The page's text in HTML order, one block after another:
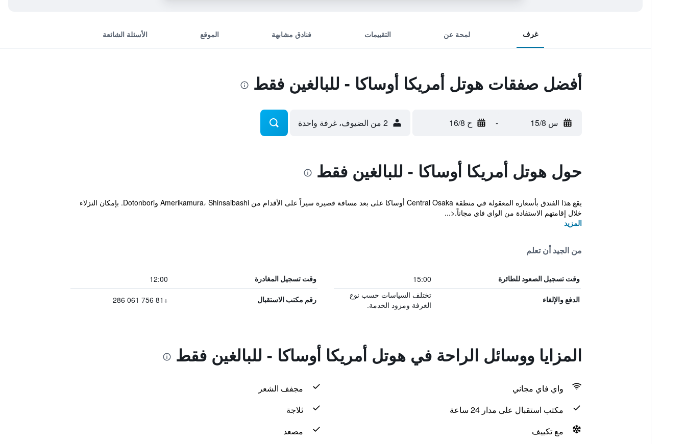
غرف لمحة عن التقييمات فنادق مشابهة الموقع الأسئلة الشائعة
أفضل صفقات هوتل أمريكا أوساكا - للبالغين فقط
س 15/8 - ح 16/8 2 من الضيوف، غرفة واحدة
حول هوتل أمريكا أوساكا - للبالغين فقط
يقع هذا الفندق بأسعاره المعقولة في منطقة Central Osaka أوساكا على بعد مسافة قصيرة سيراً على الأقدام من Amerikamura، Shinsaibashi وDotonbori. بإمكان النزلاء
خلال إقامتهم الاستفادة من الواي فاي مجاناً.<...
المزيد
من الجيد أن تعلم
وقت تسجيل الصعود للطائرة 15:00 وقت تسجيل المغادرة 12:00
الدفع والإلغاء
تختلف السياسات حسب نوع
الغرفة ومزود الخدمة.
رقم مكتب الاستقبال +81 756 061 286
المزايا ووسائل الراحة في هوتل أمريكا أوساكا - للبالغين فقط
واي فاي مجاني
مجفف الشعر
مكتب استقبال على مدار 24 ساعة
ثلاجة
مع تكييف
مصعد